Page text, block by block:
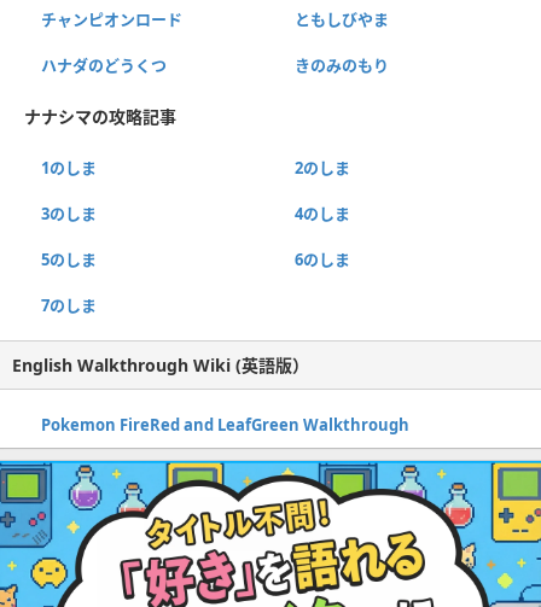
チャンピオンロード ともしびやま
ハナダのどうくつ きのみのもり
ナナシマの攻略記事
1のしま 2のしま
3のしま 4のしま
5のしま 6のしま
7のしま
English Walkthrough Wiki (英語版）
Pokemon FireRed and LeafGreen Walkthrough